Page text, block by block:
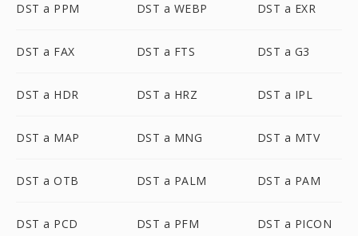
DST a PPM DST a WEBP DST a EXR
DST a FAX DST a FTS DST a G3
DST a HDR DST a HRZ DST a IPL
DST a MAP DST a MNG DST a MTV
DST a OTB DST a PALM DST a PAM
DST a PCD DST a PFM DST a PICON